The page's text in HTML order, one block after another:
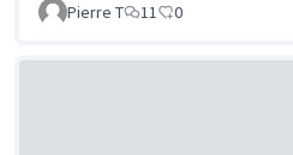
Pierre T
11 0